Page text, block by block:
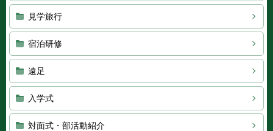
見学旅行
宿泊研修
遠足
入学式
対面式・部活動紹介